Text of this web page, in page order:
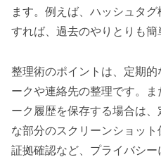
ます。例えば、ハッシュタ
すれば、過去のやりとりも簡
整理術のポイントは、定期
ークや連絡先の整理です。
ーク履歴を保存する場合は
な部分のスクリーンショッ
証拠確認など、プライバシ